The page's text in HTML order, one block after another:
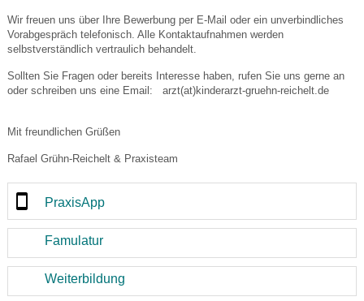
Wir freuen uns über Ihre Bewerbung per E-Mail oder ein unverbindliches
Vorabgespräch telefonisch. Alle Kontaktaufnahmen werden
selbstverständlich vertraulich behandelt.
Sollten Sie Fragen oder bereits Interesse haben, rufen Sie uns gerne an
oder schreiben uns eine Email: arzt(at)kinderarzt-gruehn-reichelt.de
Mit freundlichen Grüßen
Rafael Grühn-Reichelt & Praxisteam
PraxisApp
Famulatur
Weiterbildung